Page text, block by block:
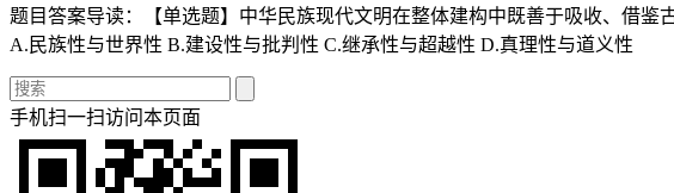
题目答案导读：【单选题】中华民族现代文明在整体建构中既善于吸收、借
A.民族性与世界性 B.建设性与批判性 C.继承性与超越性 D.真理性与道义性
手机扫一扫访问本页面